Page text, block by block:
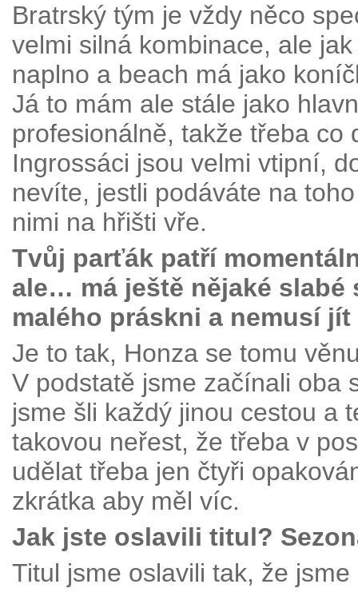
Bratrský tým je vždy něco
velmi silná kombinace, ale
naplno a beach má jako
Já to mám ale stále jako
profesionálně, takže třeba
Ingrossáci jsou velmi vtipní,
nevíte, jestli podáváte na
nimi na hřišti vře.
Tvůj parťák patří
ale… má ještě nějaké slabé
malého práskni a nemusí
Je to tak, Honza se tomu
V podstatě jsme začínali oba
jsme šli každý jinou cestou a
takovou neřest, že třeba v
udělat třeba jen čtyři
zkrátka aby měl víc.
Jak jste oslavili titul?
Titul jsme oslavili tak, že